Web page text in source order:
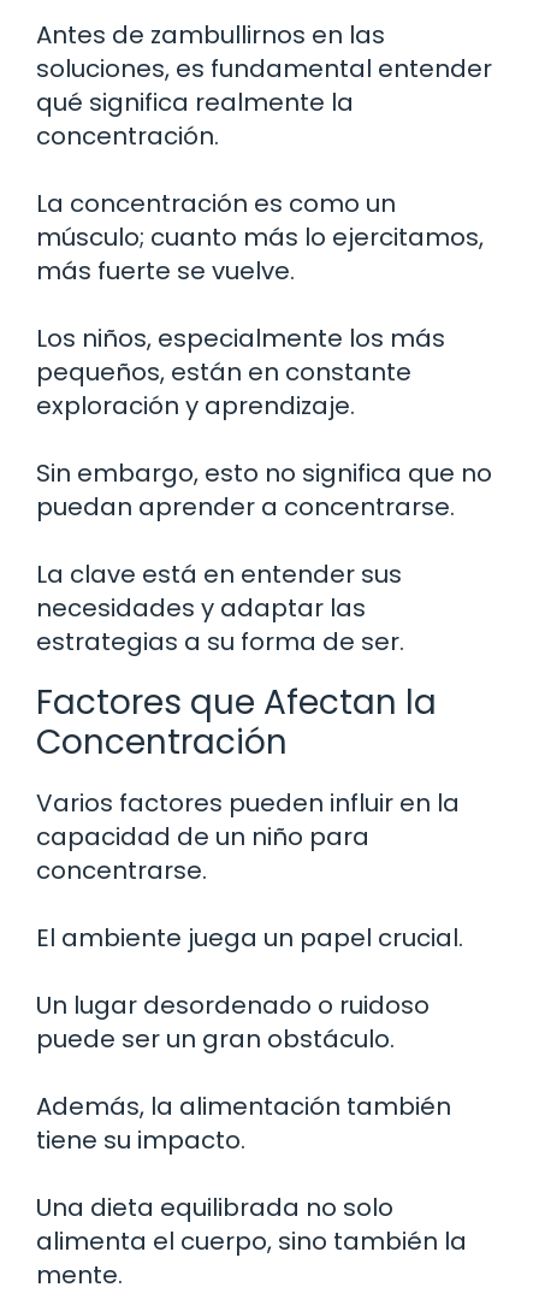
Antes de zambullirnos en las
soluciones, es fundamental entender
qué significa realmente la
concentración.
La concentración es como un
músculo; cuanto más lo ejercitamos,
más fuerte se vuelve.
Los niños, especialmente los más
pequeños, están en constante
exploración y aprendizaje.
Sin embargo, esto no significa que no
puedan aprender a concentrarse.
La clave está en entender sus
necesidades y adaptar las
estrategias a su forma de ser.
Factores que Afectan la
Concentración
Varios factores pueden influir en la
capacidad de un niño para
concentrarse.
El ambiente juega un papel crucial.
Un lugar desordenado o ruidoso
puede ser un gran obstáculo.
Además, la alimentación también
tiene su impacto.
Una dieta equilibrada no solo
alimenta el cuerpo, sino también la
mente.